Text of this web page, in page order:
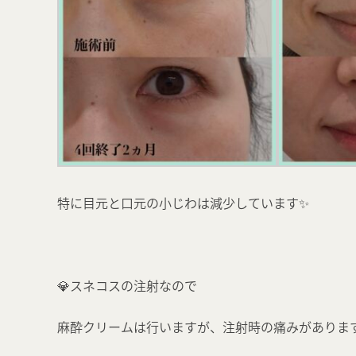
特に目元と口元の小じわは減少しています✨
💎スネコスの注射なので
麻酔クリームは行いますが、注射時の痛みがありま